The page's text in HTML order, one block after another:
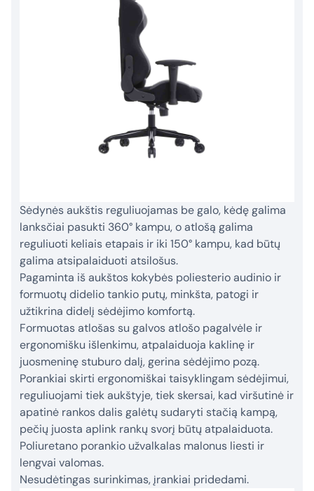
Sėdynės aukštis reguliuojamas be galo, kėdę galima
lanksčiai pasukti 360° kampu, o atlošą galima
reguliuoti keliais etapais ir iki 150° kampu, kad būtų
galima atsipalaiduoti atsilošus.
Pagaminta iš aukštos kokybės poliesterio audinio ir
formuotų didelio tankio putų, minkšta, patogi ir
užtikrina didelį sėdėjimo komfortą.
Formuotas atlošas su galvos atlošo pagalvėle ir
ergonomišku išlenkimu, atpalaiduoja kaklinę ir
juosmeninę stuburo dalį, gerina sėdėjimo pozą.
Porankiai skirti ergonomiškai taisyklingam sėdėjimui,
reguliuojami tiek aukštyje, tiek skersai, kad viršutinė ir
apatinė rankos dalis galėtų sudaryti stačią kampą,
pečių juosta aplink rankų svorį būtų atpalaiduota.
Poliuretano porankio užvalkalas malonus liesti ir
lengvai valomas.
Nesudėtingas surinkimas, įrankiai pridedami.